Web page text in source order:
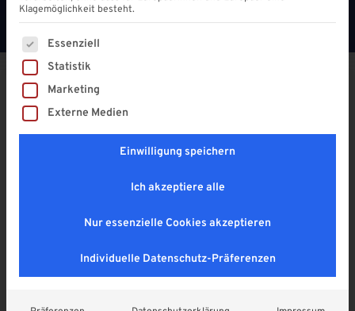
Aluminium U – Profil 16 mm |
Kurzlänge
Lieferzeit: vorrätig ab Lager, Paketversand
Klagemöglichkeit besteht.
Es folgt eine Liste der Service-Gruppen, für die eine
Essenziell
Statistik
Marketing
Externe Medien
Einwilligung speichern
Ich akzeptiere alle
Nur essenzielle Cookies akzeptieren
Individuelle Datenschutz-Präferenzen